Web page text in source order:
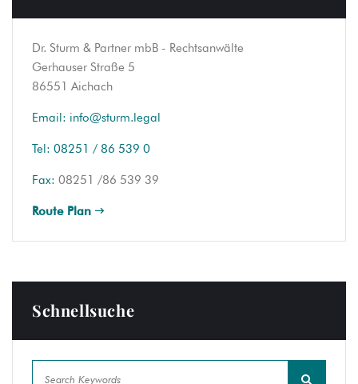
Dr. Sturm & Partner mbB - Rechtsanwälte
Gerhauser Straße 5
86551 Aichach
Email: info@sturm.legal
Tel: 08251 / 86 539 0
Fax: 08251 /86 539 39
Route Plan
Schnellsuche